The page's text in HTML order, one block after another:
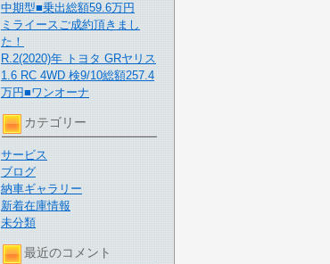
中期型■乗出総額59.6万円
ミライースご成約頂きまし
た！
R.2(2020)年 トヨタ GRヤリス
1.6 RC 4WD 検9/10総額257.4
万円■ワンオーナ
カテゴリー
サービス
ブログ
納車ギャラリー
新着在庫情報
未分類
最近のコメント